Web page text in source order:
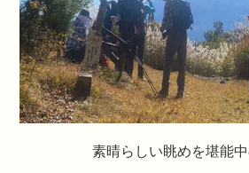
素晴らしい眺めを堪能